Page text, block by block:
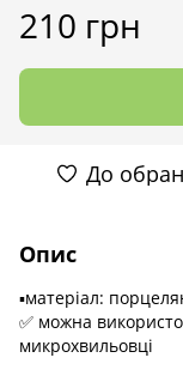
210 грн
До
Опис
▪️матеріал:
✅ можна
микрохвильовці